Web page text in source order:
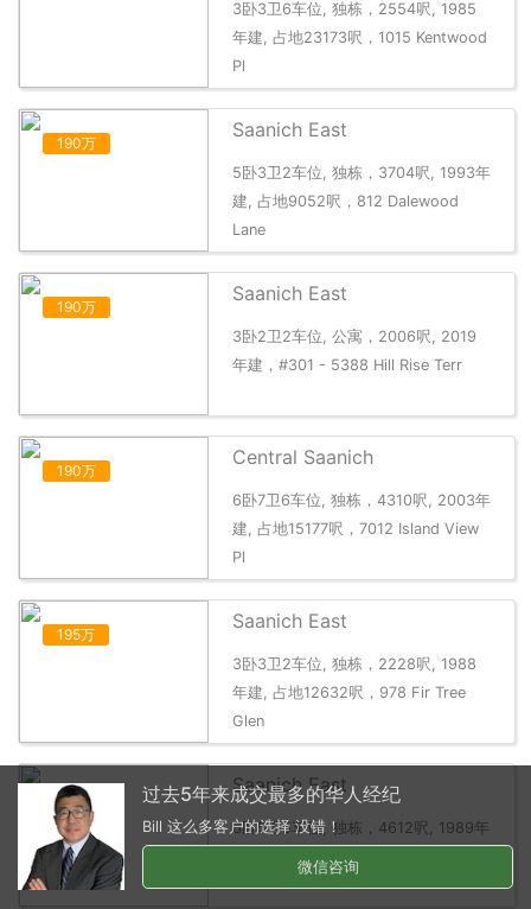
3卧3卫6车位, 独栋，2554呎, 1985
年建, 占地23173呎，1015 Kentwood
Pl
190万
Saanich East
5卧3卫2车位, 独栋，3704呎, 1993年
建, 占地9052呎，812 Dalewood
Lane
190万
Saanich East
3卧2卫2车位, 公寓，2006呎, 2019
年建，#301 - 5388 Hill Rise Terr
190万
Central Saanich
6卧7卫6车位, 独栋，4310呎, 2003年
建, 占地15177呎，7012 Island View
Pl
195万
Saanich East
3卧3卫2车位, 独栋，2228呎, 1988
年建, 占地12632呎，978 Fir Tree
Glen
197万
Saanich East
6卧5卫5车位, 独栋，4612呎, 1989年
建, 占地10019呎，986 Seapearl Pl
过去5年来成交最多的华人经纪
Bill 这么多客户的选择 没错！
微信咨询